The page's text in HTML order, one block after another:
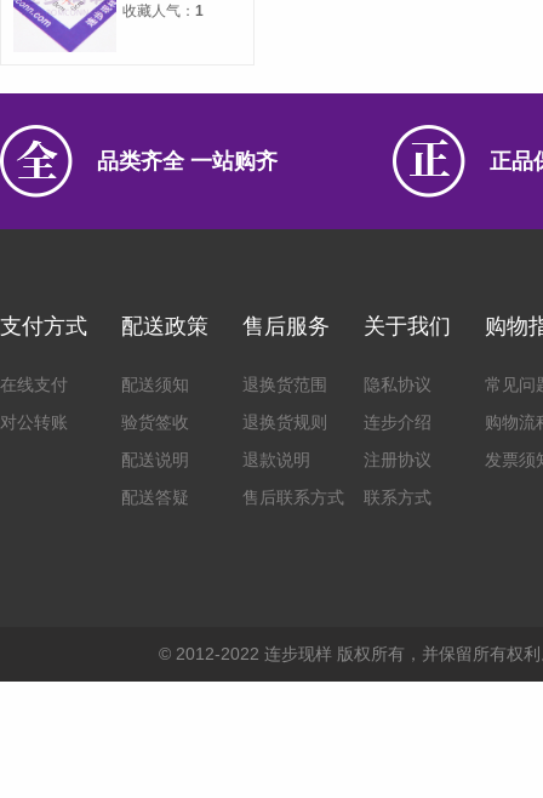
公母座合高1.5H宽
收藏人气： 1
品类齐全 一站购齐 正品
支付方式
在线支付
对公转账
配送政策
配送须知
验货签收
配送说明
配送答疑
售后服务
退换货范围
退换货规则
退款说明
售后联系方式
关于我们
隐私协议
连步介绍
注册协议
联系方式
购物
常见问
购物流
发票须
© 2012-2022 连步现样 版权所有，并保留所有权